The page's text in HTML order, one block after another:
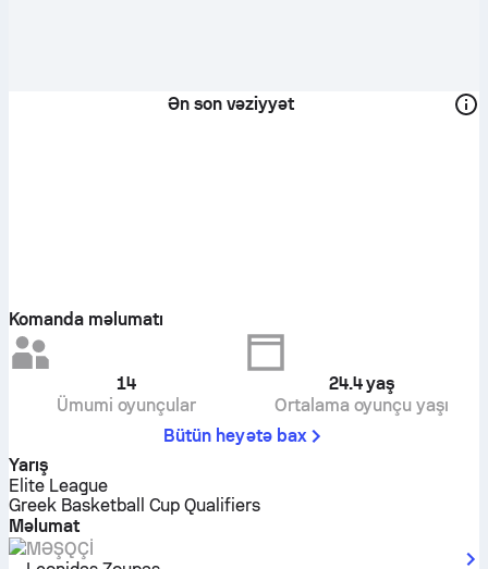
Ən son vəziyyət
Komanda məlumatı
14
Ümumi oyunçular
24.4yaş
Ortalama oyunçu yaşı
Bütün heyətə bax
Yarış
Elite League
Greek Basketball Cup Qualifiers
Məlumat
MƏŞQÇI